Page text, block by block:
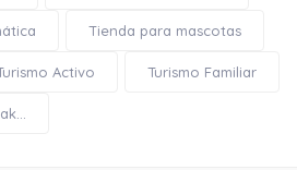
Tienda para mascotas
Activo Turismo Familiar